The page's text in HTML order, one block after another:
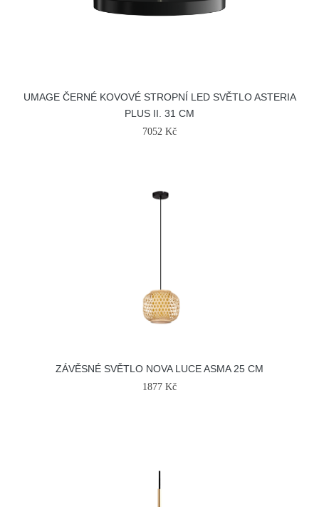
UMAGE ČERNÉ KOVOVÉ STROPNÍ LED SVĚTLO ASTERIA
PLUS II. 31 CM
7052 Kč
ZÁVĚSNÉ SVĚTLO NOVA LUCE ASMA 25 CM
1877 Kč